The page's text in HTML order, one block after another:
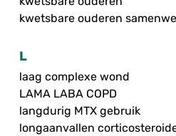
kwetsbare ouderen
L
laag complexe wond
LAMA LABA COPD
langdurig MTX gebruik
longaanvallen